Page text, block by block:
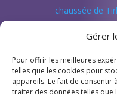
Gérer
Pour offrir les meilleures
telles que les cookies pour
appareils. Le fait de consentir
traiter des données telles que
chaussée de
4520 Antheit
 Suivez